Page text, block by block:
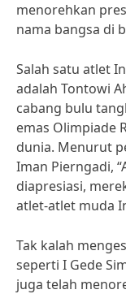
menorehkan
nama bangsa di
Salah satu atlet
adalah Tontowi
cabang bulu
emas Olimpiade
dunia. Menurut
Iman Pierngadi,
diapresiasi,
atlet-atlet muda
Tak kalah
seperti I Gede
juga telah